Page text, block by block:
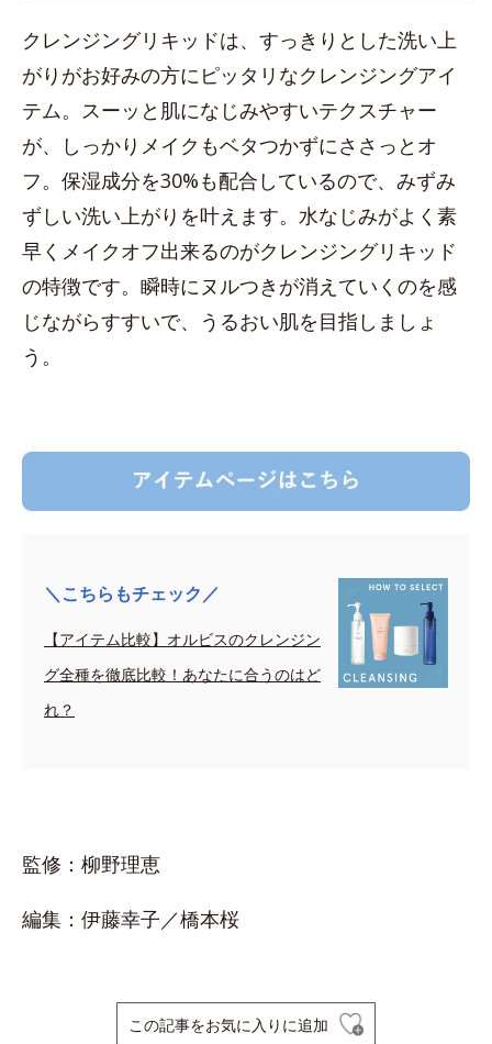
クレンジングリキッドは、すっきりとした洗い上
がりがお好みの方にピッタリなクレンジングアイ
テム。スーッと肌になじみやすいテクスチャー
が、しっかりメイクもベタつかずにささっとオ
フ。保湿成分を30%も配合しているので、みずみ
ずしい洗い上がりを叶えます。水なじみがよく素
早くメイクオフ出来るのがクレンジングリキッド
の特徴です。瞬時にヌルつきが消えていくのを感
じながらすすいで、うるおい肌を目指しましょ
う。
＼こちらもチェック／
【アイテム比較】オルビスのクレンジン
グ全種を徹底比較！あなたに合うのはど
れ？
監修：柳野理恵
編集：伊藤幸子／橋本桜
この記事をお気に入りに追加